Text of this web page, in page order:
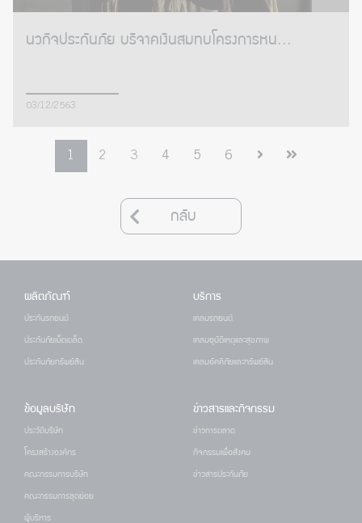
นวกิจประกันภัย บริจาคเงินสมทบโครงการหน...
03/12/2563
1 2 3 4 5 6
กลับ
ผลิตภัณฑ์
ประกันรถยนต์
ประกันภัยเบ็ดเตล็ด
ประกันภัยทรัพย์สิน
บริการ
เคลมรถยนต์
เคลมอุบัติเหตุและสุขภาพ
เคลมอัคคีภัยและทรัพย์สิน
ข้อมูลบริษัท
ประวัติบริษัท
โครงสร้างองค์กร
คณะกรรมการบริษัท
คณะกรรมการชุดย่อย
ผู้บริหาร
ข่าวสารและกิจกรรม
ข่าวการตลาด
กิจกรรมเพื่อสังคม
ข่าวสารประกันภัย